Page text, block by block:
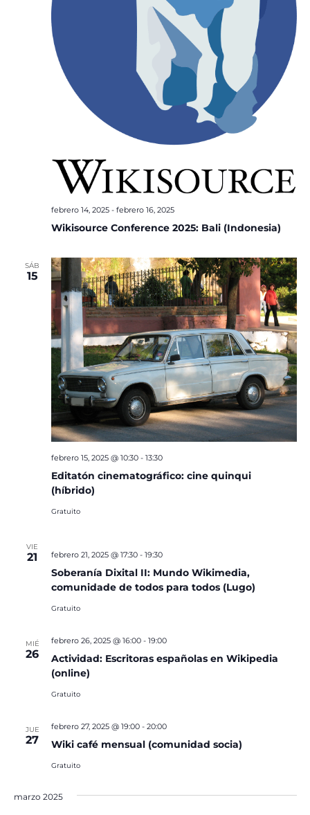
Wikisource Conference 2025: Bali (Indonesia)
febrero 14, 2025- febrero 16, 2025
SÁB
15
Editatón cinematográfico: cine quinqui
(híbrido)
febrero 15, 2025 @ 10:30- 13:30
Gratuito
VIE
21
Soberanía Dixital II: Mundo Wikimedia,
comunidade de todos para todos (Lugo)
febrero 21, 2025 @ 17:30- 19:30
Gratuito
MIÉ
26
Actividad: Escritoras españolas en Wikipedia
(online)
febrero 26, 2025 @ 16:00- 19:00
Gratuito
JUE
27 Wiki café mensual (comunidad socia)
febrero 27, 2025 @ 19:00- 20:00
Gratuito
marzo 2025